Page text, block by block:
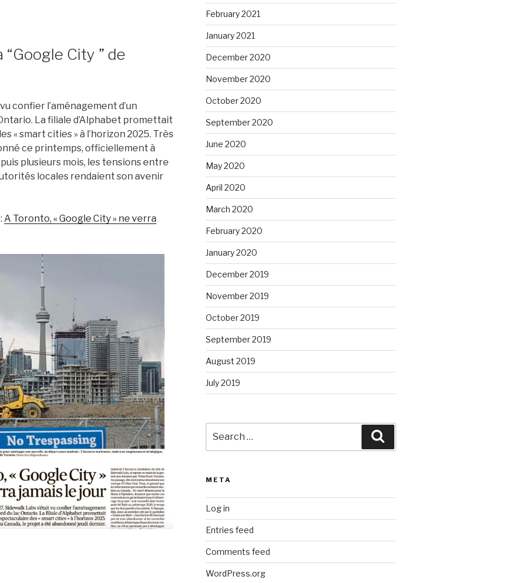
City ” de
confier l’aménagement d’un
La filiale d’Alphabet promettait
« smart cities » à l’horizon 2025. Très
ce printemps, officiellement à
plusieurs mois, les tensions entre
locales rendaient son avenir
A Toronto, « Google City » ne verra
February 2021
January 2021
December 2020
November 2020
October 2020
September 2020
June 2020
May 2020
April 2020
March 2020
February 2020
January 2020
December 2019
November 2019
October 2019
September 2019
August 2019
July 2019
for:
META
Log in
Entries feed
Comments feed
WordPress.org